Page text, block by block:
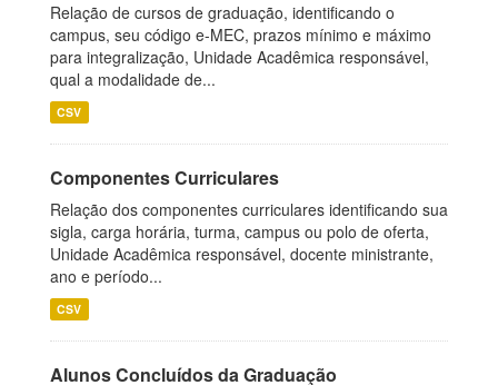
Relação de cursos de graduação, identificando o
campus, seu código e-MEC, prazos mínimo e máximo
para integralização, Unidade Acadêmica responsável,
qual a modalidade de...
CSV
Componentes Curriculares
Relação dos componentes curriculares identificando sua
sigla, carga horária, turma, campus ou polo de oferta,
Unidade Acadêmica responsável, docente ministrante,
ano e período...
CSV
Alunos Concluídos da Graduação